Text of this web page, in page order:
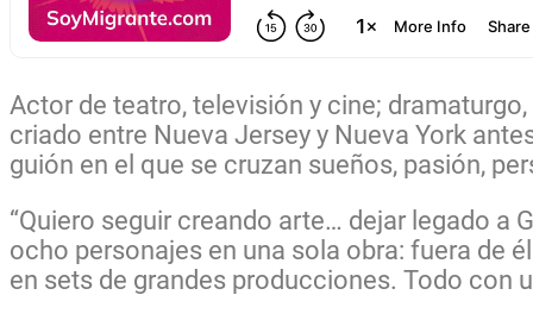
Actor de teatro, televisión y cine;
criado entre Nueva Jersey y Nueva York
guión en el que se cruzan sueños, pasión,
“Quiero seguir creando arte… dejar legado a
ocho personajes en una sola obra: fuera de
en sets de grandes producciones. Todo con